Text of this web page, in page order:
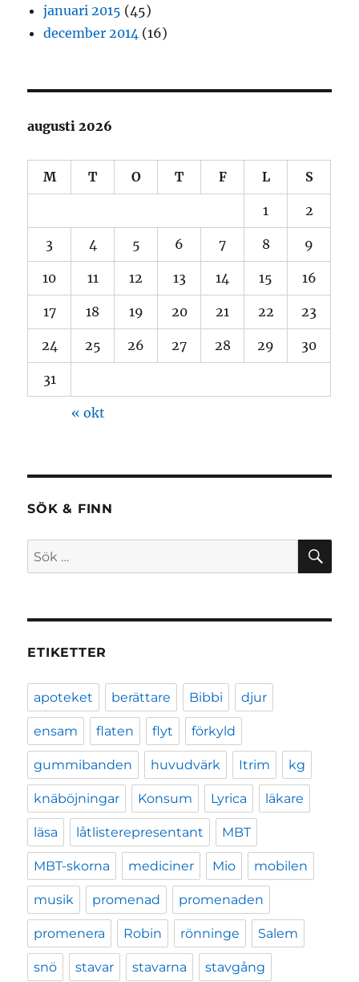
januari 2015 (45)
december 2014 (16)
augusti 2026
M T O T F L S
1 2
3 4 5 6 7 8 9
10 11 12 13 14 15 16
17 18 19 20 21 22 23
24 25 26 27 28 29 30
31
« okt
SÖK & FINN
Sök
efter:
ETIKETTER
apoteket berättare Bibbi djur
ensam flaten flyt förkyld
gummibanden huvudvärk Itrim kg
knäböjningar Konsum Lyrica läkare
läsa låtlisterepresentant MBT
MBT-skorna mediciner Mio mobilen
musik promenad promenaden
promenera Robin rönninge Salem
snö stavar stavarna stavgång